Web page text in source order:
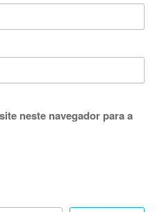
neste navegador para a